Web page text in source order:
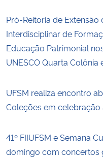
Pró-Reitoria de Extensão
Interdisciplinar de
Educação Patrimonial
UNESCO Quarta Colônia
UFSM realiza encontro
Coleções em celebração
41º FIIUFSM e Semana
domingo com concertos